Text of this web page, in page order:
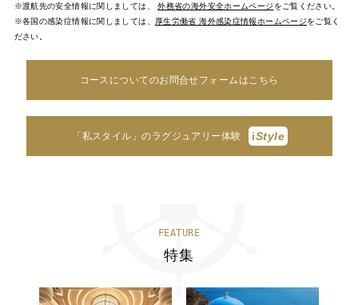
※渡航先の安全情報に関しましては、外務省の海外安全ホームページ をご覧ください。
※各国の感染症情報に関しましては、
厚生労働省 海外感染症情報ホームページをご覧く
ださい。
コースについてのお問合せフォームはこちら
「私スタイル」のラグジュアリー体験 iStyle
FEATURE
特集